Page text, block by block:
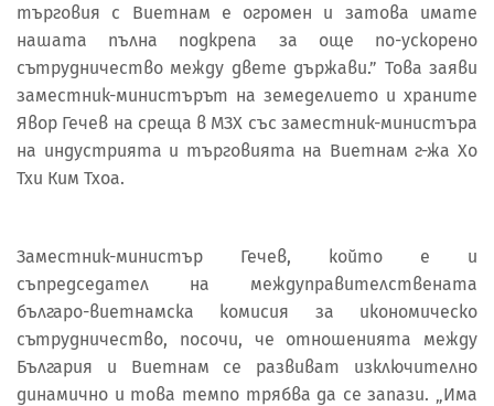
търговия с Виетнам е огромен и затова имате
нашата пълна подкрепа за още по-ускорено
сътрудничество между двете държави.” Това заяви
заместник-министърът на земеделието и храните
Явор Гечев на среща в МЗХ със заместник-министъра
на индустрията и търговията на Виетнам г-жа Хо
Тхи Ким Тхоа.
Заместник-министър Гечев, който е и
съпредседател на междуправителствената
българо-виетнамска комисия за икономическо
сътрудничество, посочи, че отношенията между
България и Виетнам се развиват изключително
динамично и това темпо трябва да се запази. „Има